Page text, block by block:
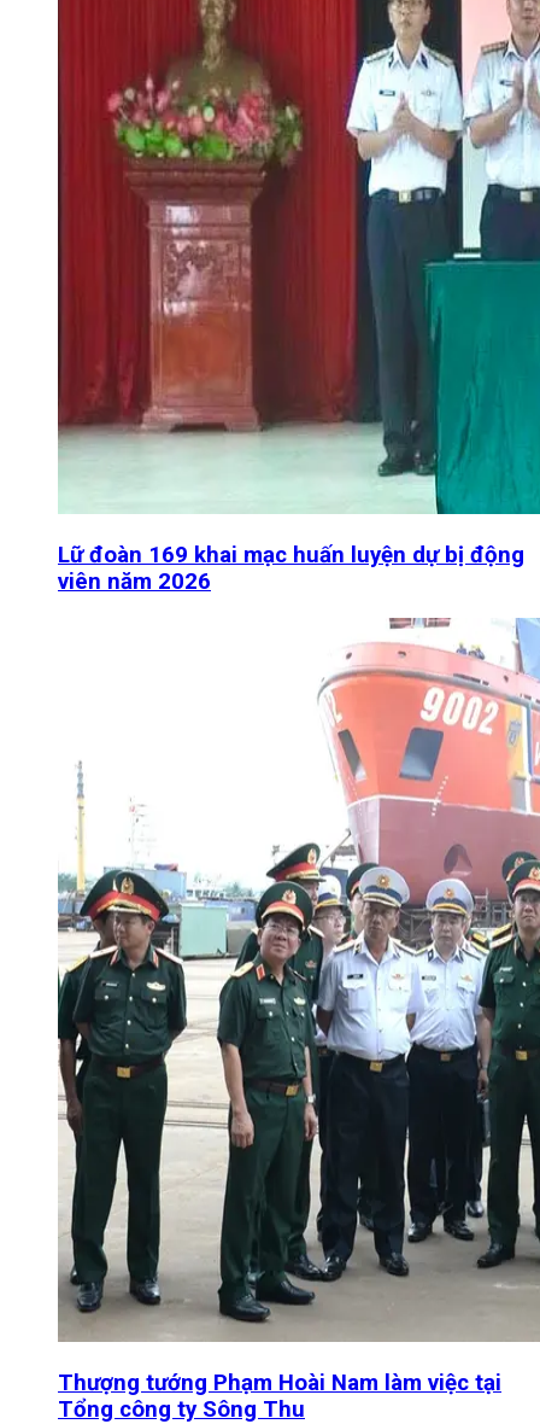
Lữ đoàn 169 khai mạc huấn luyện dự bị động
viên năm 2026
Thượng tướng Phạm Hoài Nam làm việc tại
Tổng công ty Sông Thu